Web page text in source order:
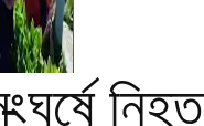
নিহত